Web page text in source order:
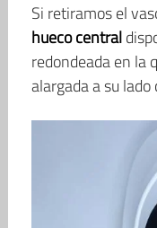
Si retiramos el
hueco central
redondeada en la
alargada a su